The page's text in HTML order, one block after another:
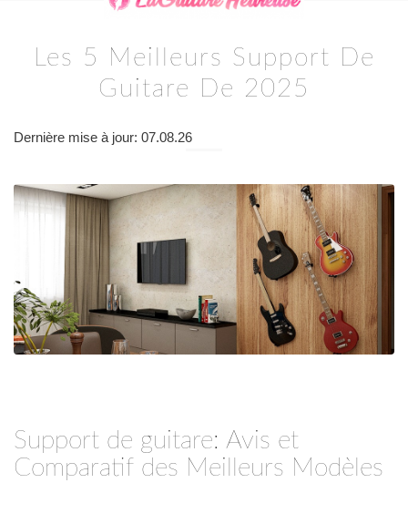
Les 5 Meilleurs Support De
Guitare De 2025
Dernière mise à jour: 07.08.26
Support de guitare: Avis et
Comparatif des Meilleurs Modèles